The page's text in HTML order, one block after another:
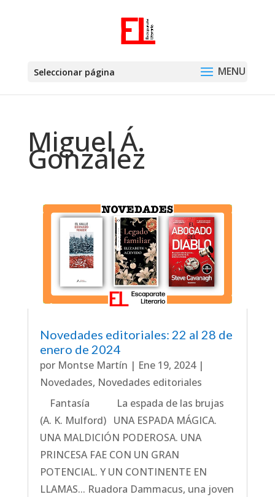
Seleccionar página
Miguel Á.
González
Novedades editoriales: 22 al 28 de
enero de 2024
por Montse Martín | Ene 19, 2024|
Novedades, Novedades editoriales
Fantasía La espada de las brujas
(A. K. Mulford) UNA ESPADA MÁGICA.
UNA MALDICIÓN PODEROSA. UNA
PRINCESA FAE CON UN GRAN
POTENCIAL. Y UN CONTINENTE EN
LLAMAS... Ruadora Dammacus, una joven